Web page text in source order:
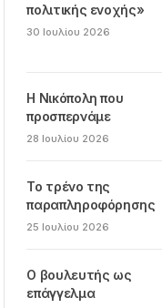
πολιτικής ενοχής»
30 Ιουλίου 2026
Η Νικόπολη που
προσπερνάμε
28 Ιουλίου 2026
Το τρένο της
παραπληροφόρησης
25 Ιουλίου 2026
Ο βουλευτής ως
επάγγελμα